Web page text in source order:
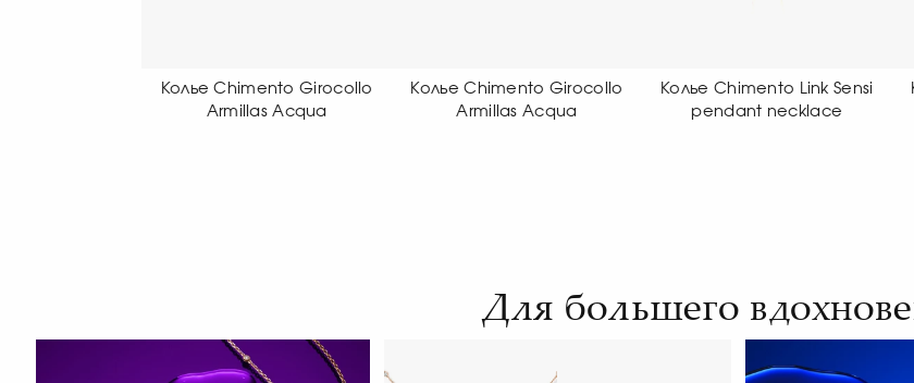
Колье Chimento Girocollo
Armillas Acqua
Колье Chimento Link Sensi
pendant necklace
Колье Chimento Girocollo
Aeternitas
Для большего